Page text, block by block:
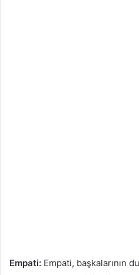
Empati: Empati, başkalarının